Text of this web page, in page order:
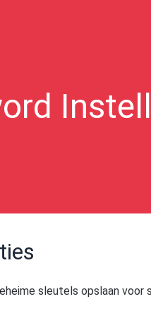
sleutels opslaan